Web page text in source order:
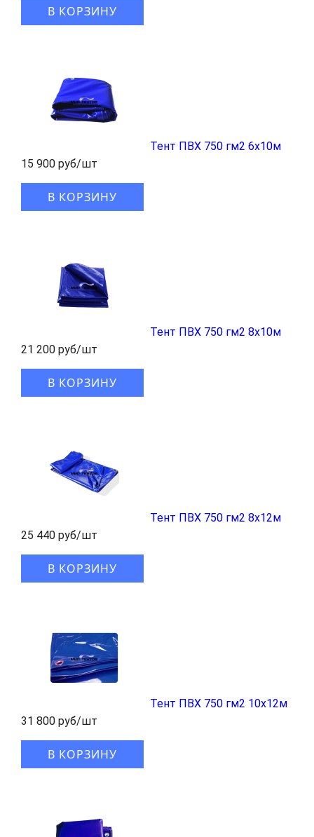
В КОРЗИНУ
Тент ПВХ 750 гм2 6x10м
15 900 руб/шт
В КОРЗИНУ
Тент ПВХ 750 гм2 8x10м
21 200 руб/шт
В КОРЗИНУ
Тент ПВХ 750 гм2 8x12м
25 440 руб/шт
В КОРЗИНУ
Тент ПВХ 750 гм2 10x12м
31 800 руб/шт
В КОРЗИНУ